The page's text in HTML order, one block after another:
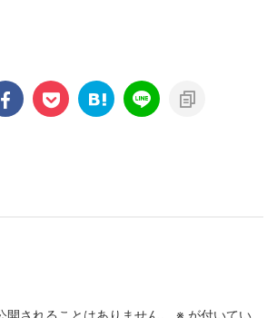
開されることはありません。 ※ が付いてい